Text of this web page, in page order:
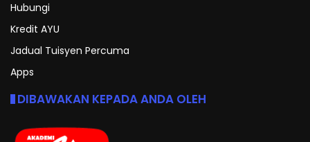
Hubungi
Kredit AYU
Jadual Tuisyen Percuma
Apps
DIBAWAKAN KEPADA ANDA OLEH